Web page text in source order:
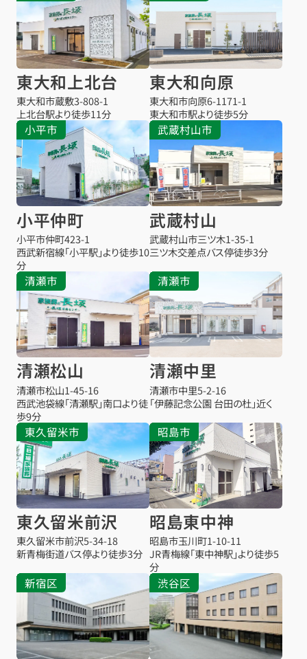
東大和上北台
東大和市蔵敷3-808-1
上北台駅より徒歩11分
東大和向原
東大和市向原6-1171-1
東大和市駅より徒歩5分
小平市
小平仲町
小平市仲町423-1
西武新宿線「小平駅」より徒歩10
分
武蔵村山市
武蔵村山
武蔵村山市三ツ木1-35-1
三ツ木交差点バス停徒歩3分
清瀬市
清瀬松山
清瀬市松山1-45-16
西武池袋線「清瀬駅」南口より徒
歩9分
清瀬市
清瀬中里
清瀬市中里5-2-16
「伊藤記念公園 台田の杜」近く
東久留米市
東久留米前沢
東久留米市前沢5-34-18
新青梅街道バス停より徒歩3分
昭島市
昭島東中神
昭島市玉川町1-10-11
JR青梅線「東中神駅」より徒歩5
分
新宿区 渋谷区